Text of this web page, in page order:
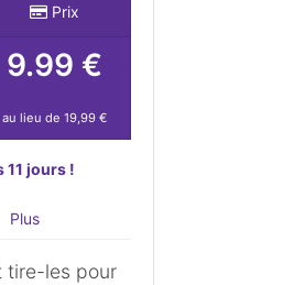
Prix
9.99 €
au lieu de 19,99 €
11 jours !
Plus
tire-les pour